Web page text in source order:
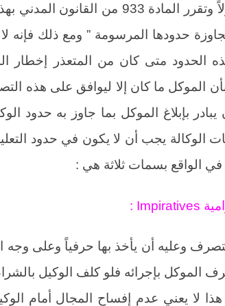
وخلاف ذلك فإنه يعد مسؤولاً وتقرر المادة 933
حدودها المرسومة ” ومع ذلك فإنه
الحدود متى كان من المتعذر إخطار
الموكل ما كان إلا ليوافق على هذه
الوكالة يجب أن لا يكون في حدود
في الواقع بسمات ثلاثة هي :
وعليه أن يأخذ بها حرفياً وعلى
الموكل بإجرائه فلو كلف الوكيل
هذا لا يعني عدم إفساح المجال أمام